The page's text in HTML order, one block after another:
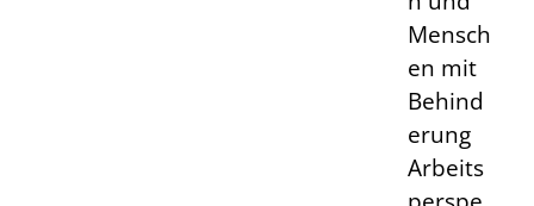
Mensch
en mit
Behind
erung
Arbeits